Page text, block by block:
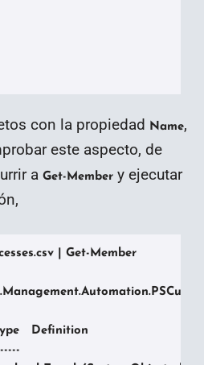
con la propiedad Name,
este aspecto, de
a Get-Member y ejecutar
| Get-Member
Definition